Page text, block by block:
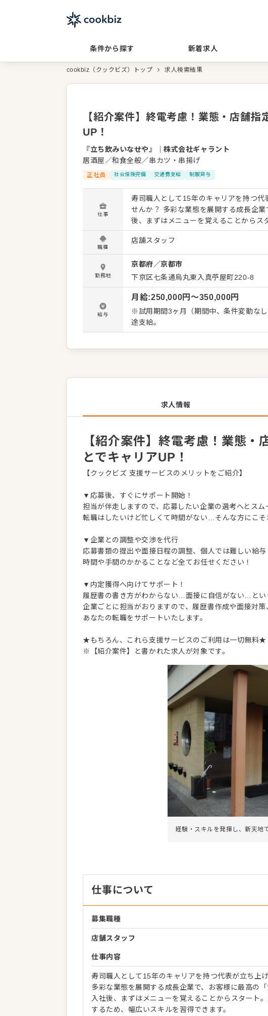
条件から探す 新着求人
cookbiz（クックビズ）トップ 求人検索結果
【紹介案件】終電考慮！業態・店舗
UP！
『立ち飲みいなせや』 ｜株式会社ギャラント
居酒屋／和食全般／串カツ・串揚げ
正社員 社会保険完備 交通費支給 制服貸与
仕事
寿司職人として15年のキャリアを持つ
せんか？ 多彩な業態を展開する成長企
後、まずはメニューを覚えることからス
ーも提供するため、幅広いスキルを習得
ど）、簡単な調理や仕込み、仕入れ・在
ど、 多岐にわたる業務をお任せします
築についてのアイデアも大歓迎です。
サポート。経験が浅い方も安心して成長
理長、SVといった本部職へのキャリアアップも目指せます。
舗の指定が可能です。終電を考慮した勤
開も行っており、将来の夢を応援します
従業員の満足度を大切にしています。
職種
店舗スタッフ
勤務地
京都府／京都市
下京区七条通烏丸東入真苧屋町220-8
給与
月給:250,000円〜350,000円
※試用期間3ヶ月（期間中、条件変動な
途支給。
求人情報
【紹介案件】終電考慮！業態
とでキャリアUP！
【クックビズ 支援サービスのメリットをご紹介】
▼応募後、すぐにサポート開始！
担当が伴走しますので、応募したい企業の選考へとスム
転職はしたいけど忙しくて時間がない…そんな方にこそ
▼企業との調整や交渉を代行
応募書類の提出や面接日程の調整、個人では難しい給
時間や手間のかかることなど全てお任せください！
▼内定獲得へ向けてサポート！
履歴書の書き方がわからない…面接に自信がない…とい
企業ごとに担当がおりますので、履歴書作成や面接対
あなたの転職をサポートいたします。
★もちろん、これら支援サービスのご利用は一切無料★
※【紹介案件】と書かれた求人が対象です。
経験・スキルを発揮し、新天地
仕事について
募集職種
店舗スタッフ
仕事内容
寿司職人として15年のキャリアを持つ代表が立ち上
多彩な業態を展開する成長企業で、お客様に最高の「
入社後、まずはメニューを覚えることからスタート
するため、幅広いスキルを習得できます。